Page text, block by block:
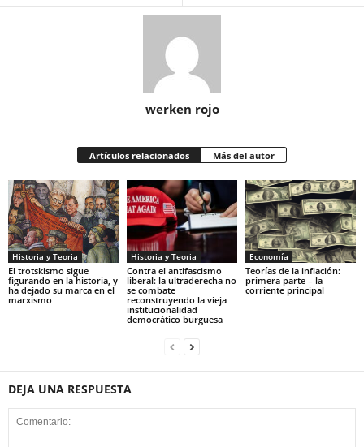
werken rojo
Artículos relacionados Más del autor
Historia y Teoria
El trotskismo sigue
figurando en la historia, y
ha dejado su marca en el
marxismo
Historia y Teoria
Contra el antifascismo
liberal: la ultraderecha no
se combate
reconstruyendo la vieja
institucionalidad
democrático burguesa
Economía
Teorías de la inflación:
primera parte – la
corriente principal
DEJA UNA RESPUESTA